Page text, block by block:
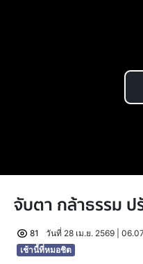
จับตา กล้าธรรม
81
วันที่ 28 เม.ย. 2569 |
เช้านี้ที่หมอชิต